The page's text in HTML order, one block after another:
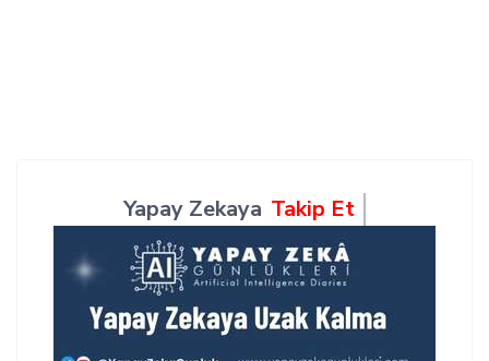
Yapay Zekaya Takip Et